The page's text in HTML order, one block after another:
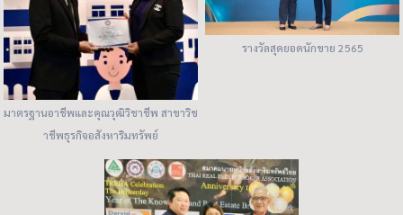
มาตรฐานอาชีพและคุณวุฒิวิชาชีพ สาขาวิช
าชีพธุรกิจอสังหาริมทรัพย์
รางวัลสุดยอดนักขาย 2565